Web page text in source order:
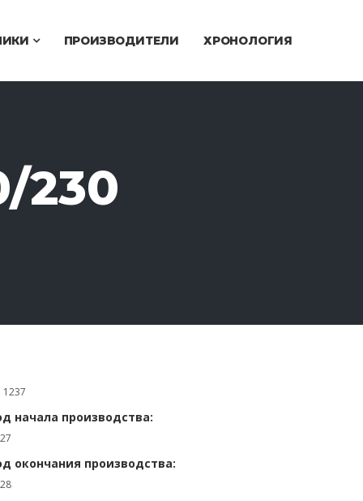
ПРОИЗВОДИТЕЛИ ХРОНОЛОГИЯ
230
1237
начала производства:
окончания производства: